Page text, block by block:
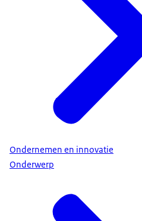
Ondernemen en innovatie
Onderwerp